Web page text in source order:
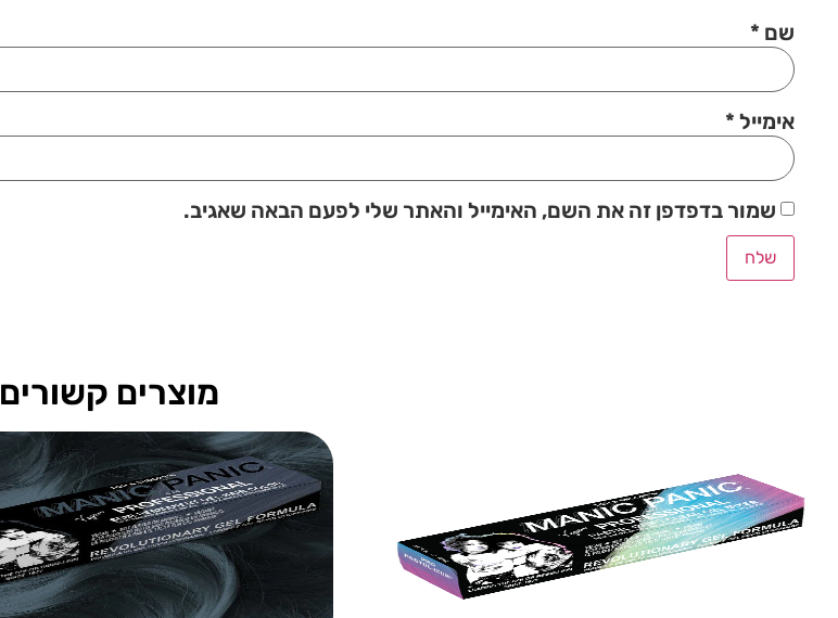
שם *
אימייל *
שמור בדפדפן זה את השם, האימייל והאתר שלי לפעם הבאה שאגיב.
מוצרים קשורים